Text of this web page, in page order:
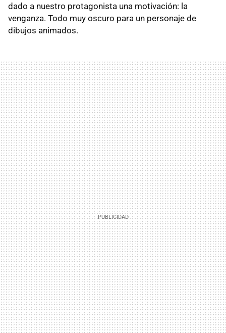
dado a nuestro protagonista una motivación: la
venganza. Todo muy oscuro para un personaje de
dibujos animados.